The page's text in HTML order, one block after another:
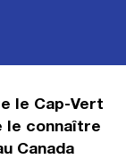
le Cap-Vert
le connaître
Canada